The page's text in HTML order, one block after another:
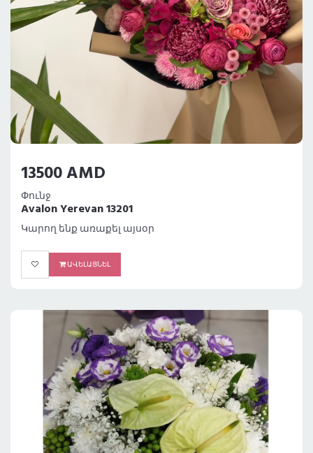
13500 AMD
Փունջ
Avalon Yerevan 13201
Կարող ենք առաքել այսօր
ԱՎԵԼԱՑՆԵԼ